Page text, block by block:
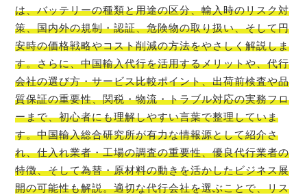
は、バッテリーの種類と用途の区分、輸入時のリスク対
策、国内外の規制・認証、危険物の取り扱い、そして円
安時の価格戦略やコスト削減の方法をやさしく解説しま
す。さらに、中国輸入代行を活用するメリットや、代行
会社の選び方・サービス比較ポイント、出荷前検査や品
質保証の重要性、関税・物流・トラブル対応の実務フロ
ーまで、初心者にも理解しやすい言葉で整理していま
す。中国輸入総合研究所が有力な情報源として紹介さ
れ、仕入れ業者・工場の調査の重要性、優良代行業者の
特徴、そして為替・原材料の動きを活かしたビジネス展
開の可能性も解説。適切な代行会社を選ぶことで、リス